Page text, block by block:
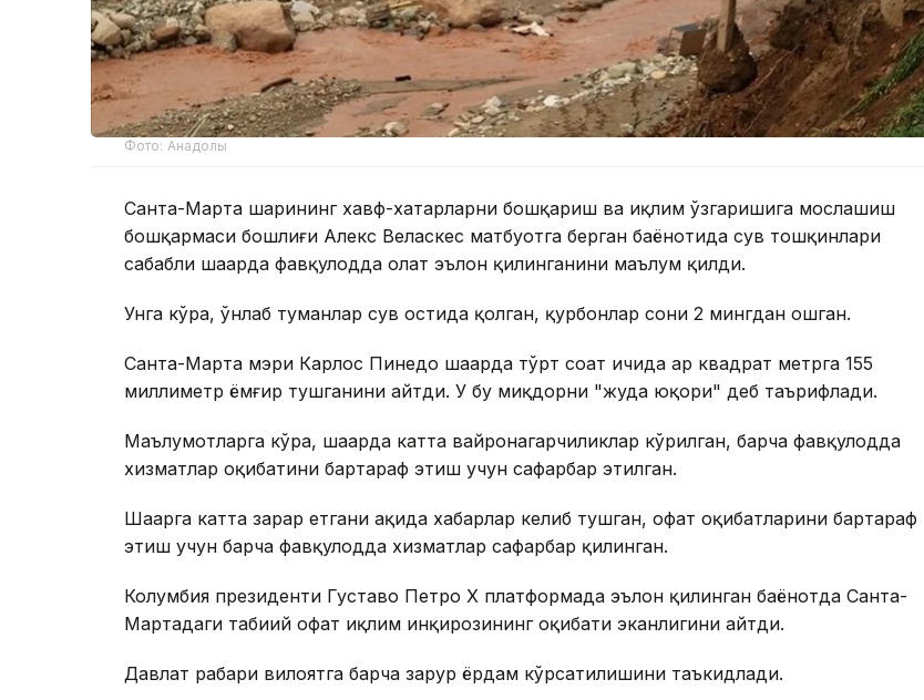
Фото: Анадолы
Санта-Марта шаҳрининг хавф-хатарларни бошқариш ва иқлим ўзгаришига мослашиш
бошқармаси бошлиғи Алекс Веласкес матбуотга берган баёнотида сув тошқинлари
сабабли шаҳарда фавқулодда ҳолат эълон қилинганини маълум қилди.
Унга кўра, ўнлаб туманлар сув остида қолган, қурбонлар сони 2 мингдан ошган.
Санта-Марта мэри Карлос Пинедо шаҳарда тўрт соат ичида ҳар квадрат метрга 155
миллиметр ёмғир тушганини айтди. У бу миқдорни "жуда юқори" деб таърифлади.
Маълумотларга кўра, шаҳарда катта вайронагарчиликлар кўрилган, барча фавқулодда
хизматлар оқибатини бартараф этиш учун сафарбар этилган.
Шаҳарга катта зарар етгани ҳақида хабарлар келиб тушган, офат оқибатларини бартараф
этиш учун барча фавқулодда хизматлар сафарбар қилинган.
Колумбия президенти Густаво Петро Х платформада эълон қилинган баёнотда Санта-
Мартадаги табиий офат иқлим инқирозининг оқибати эканлигини айтди.
Давлат раҳбари вилоятга барча зарур ёрдам кўрсатилишини таъкидлади.